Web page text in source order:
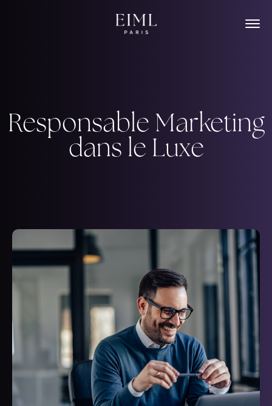
Responsable Marketing
dans le Luxe